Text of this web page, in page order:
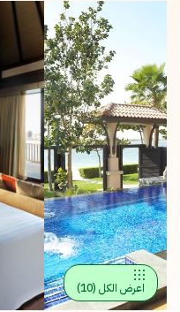
اعرض الكل (
10
)